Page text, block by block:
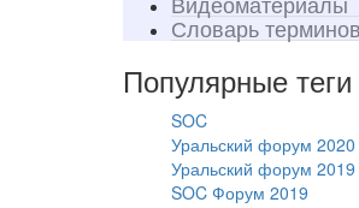
Словарь
Популярные теги
SOC
Уральский форум 2020
Уральский форум 2019
SOC Форум 2019